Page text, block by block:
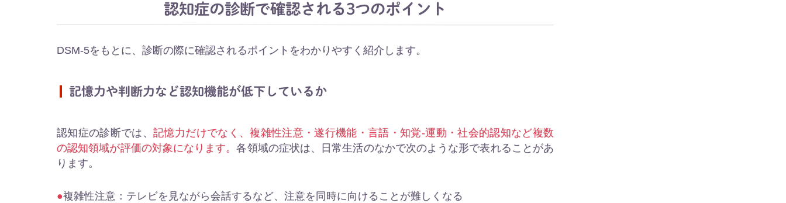
認知症の診断で確認される3つのポイント
DSM-5をもとに、診断の際に確認されるポイントをわかりやすく紹介します。
記憶力や判断力など認知機能が低下しているか
認知症の診断では、記憶力だけでなく、複雑性注意・遂行機能・言語・知覚-運動・社会的認知など複数
の認知領域が評価の対象になります。各領域の症状は、日常生活のなかで次のような形で表れることがあ
ります。
複雑性注意：テレビを見ながら会話するなど、注意を同時に向けることが難しくなる